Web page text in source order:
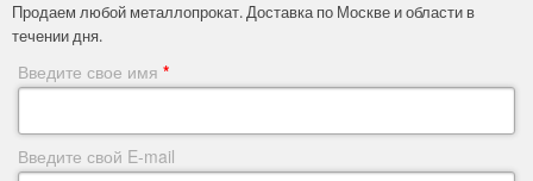
Продаем любой металлопрокат. Доставка по Москве и области в
течении дня.
Введите свое имя *
Введите свой E-mail